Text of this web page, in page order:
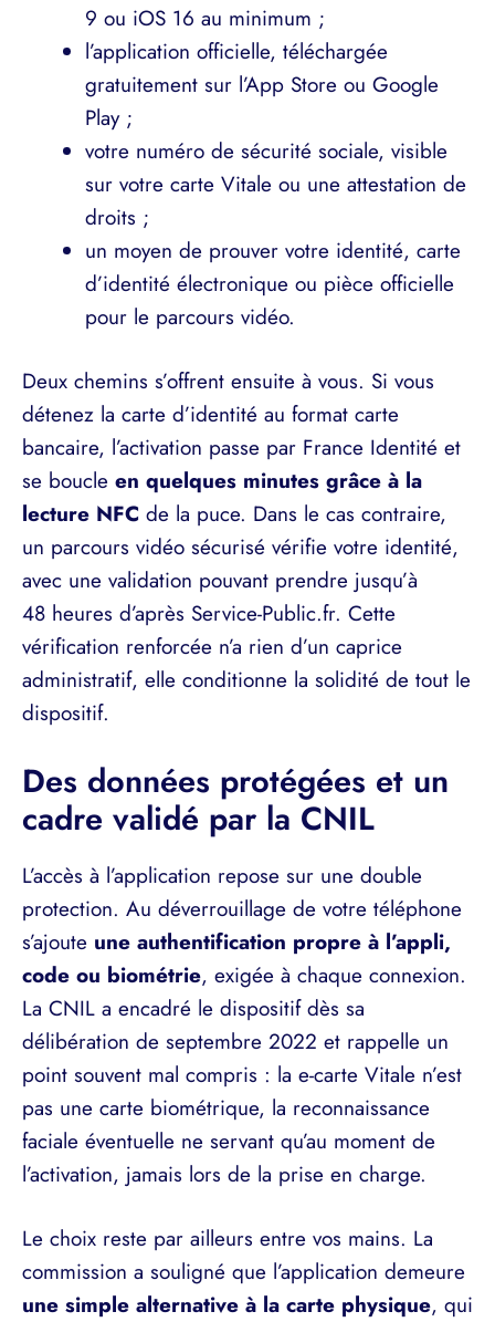
9 ou iOS 16 au minimum ;
l’application officielle, téléchargée
gratuitement sur l’App Store ou Google
Play ;
votre numéro de sécurité sociale, visible
sur votre carte Vitale ou une attestation de
droits ;
un moyen de prouver votre identité, carte
d’identité électronique ou pièce officielle
pour le parcours vidéo.
Deux chemins s’offrent ensuite à vous. Si vous
détenez la carte d’identité au format carte
bancaire, l’activation passe par France Identité et
se boucle en quelques minutes grâce à la
lecture NFC de la puce. Dans le cas contraire,
un parcours vidéo sécurisé vérifie votre identité,
avec une validation pouvant prendre jusqu’à
48 heures d’après Service-Public.fr. Cette
vérification renforcée n’a rien d’un caprice
administratif, elle conditionne la solidité de tout le
dispositif.
Des données protégées et un
cadre validé par la CNIL
L’accès à l’application repose sur une double
protection. Au déverrouillage de votre téléphone
s’ajoute une authentification propre à l’appli,
code ou biométrie, exigée à chaque connexion.
La CNIL a encadré le dispositif dès sa
délibération de septembre 2022 et rappelle un
point souvent mal compris : la e-carte Vitale n’est
pas une carte biométrique, la reconnaissance
faciale éventuelle ne servant qu’au moment de
l’activation, jamais lors de la prise en charge.
Le choix reste par ailleurs entre vos mains. La
commission a souligné que l’application demeure
une simple alternative à la carte physique, qui